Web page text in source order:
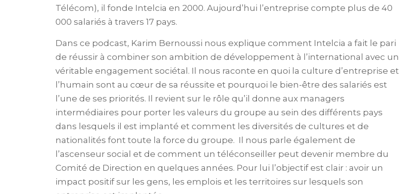
Télécom), il fonde Intelcia en 2000. Aujourd’hui l’entreprise compte plus de 40
000 salariés à travers 17 pays.
Dans ce podcast, Karim Bernoussi nous explique comment Intelcia a fait le pari
de réussir à combiner son ambition de développement à l’international avec un
véritable engagement sociétal. Il nous raconte en quoi la culture d’entreprise et
l’humain sont au cœur de sa réussite et pourquoi le bien-être des salariés est
l’une de ses priorités. Il revient sur le rôle qu’il donne aux managers
intermédiaires pour porter les valeurs du groupe au sein des différents pays
dans lesquels il est implanté et comment les diversités de cultures et de
nationalités font toute la force du groupe. Il nous parle également de
l’ascenseur social et de comment un téléconseiller peut devenir membre du
Comité de Direction en quelques années. Pour lui l’objectif est clair : avoir un
impact positif sur les gens, les emplois et les territoires sur lesquels son